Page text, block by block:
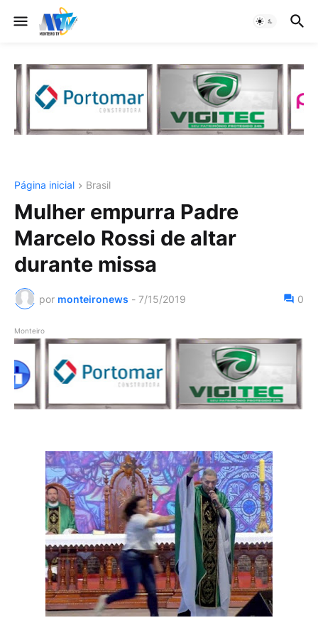
Página inicial Brasil
Mulher empurra Padre
Marcelo Rossi de altar
durante missa
por monteironews - 7/15/2019 0
Monteiro